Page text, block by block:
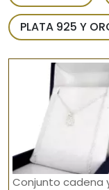
Anillos
Aros
Cadenas
Conjuntos
Cruces
Denario
PLATA 925 Y
Conjunto cadena